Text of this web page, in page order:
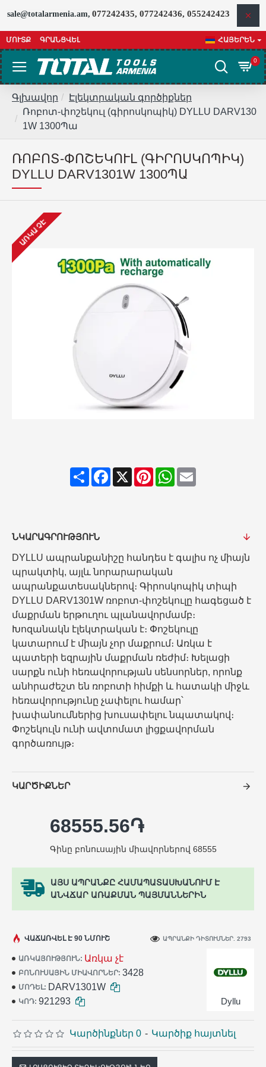
sale@totalarmenia.am, 077242435, 077242436, 055242423
ՄՈՒՏՔ ԳՐԱՆՑՎԵԼ ՀԱՅԵՐԵՆ
0
Գլխավոր
Էլեկտրական գործիքներ
Ռոբոտ-փոշեկուլ (գիրոսկոպիկ) DYLLU DARV130
1W 1300Պա
ՌՈԲՈՏ-ՓՈՇԵԿՈՒԼ (ԳԻՐՈՍԿՈՊԻԿ)
DYLLU DARV1301W 1300ՊԱ
ԱՌԿԱ ՉԷ
ShareFacebook
X PinterestWhatsApp
Email
ՆԿԱՐԱԳՐՈՒԹՅՈՒՆ
DYLLU ապրանքանիշը հանդես է գալիս ոչ միայն
պրակտիկ, այլև նորարարական
ապրանքատեսակներով։ Գիրոսկոպիկ տիպի
DYLLU DARV1301W ռոբոտ-փոշեկուլը հագեցած է
մաքրման երթուղու պլանավորմամբ։
Խոզանակն էլեկտրական է։ Փոշեկուլը
կատարում է միայն չոր մաքրում։ Առկա է
պատերի եզրային մաքրման ռեժիմ։ Խելացի
սարքն ունի հեռավորության սենսորներ, որոնք
անհրաժեշտ են ռոբոտի հիմքի և հատակի միջև
հեռավորությունը չափելու համար՝
խափանումներից խուսափելու նպատակով։
Փոշեկուլն ունի ավտոմատ լիցքավորման
գործառույթ։
ԿԱՐԾԻՔՆԵՐ
ԱՅՍ ԱՊՐԱՆՔԸ ՀԱՄԱՊԱՏԱՍԽԱՆՈՒՄ Է
ԱՆՎՃԱՐ ԱՌԱՔՄԱՆ ՊԱՅՄԱՆՆԵՐԻՆ
ԱՌԿԱՅՈՒԹՅՈՒՆ: Առկա չէ
ԲՈՆՈՒՍԱՅԻՆ ՄԻԱՎՈՐՆԵՐ: 3428
ՄՈԴԵԼ: DARV1301W
ԿՈԴ: 921293 Dyllu
ՎԱՃԱՌՎԵԼ Է 90 ՆՄՈՒՇ ԱՊՐԱՆՔԻ ԴԻՏՈՒՄՆԵՐ. 2793
Կարծինքներ 0 - Կարծիք հայտնել
68555.56֏
Գինը բոնուսային միավորներով 68555